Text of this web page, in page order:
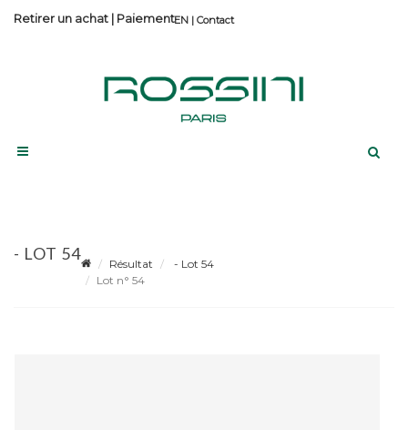
Contact
Retirer un achat | Paiement
- LOT 54
Résultat
- Lot 54
Lot n° 54